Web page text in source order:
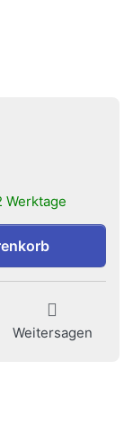
Werktage
zu 7,90 €, Menge
Weitersagen